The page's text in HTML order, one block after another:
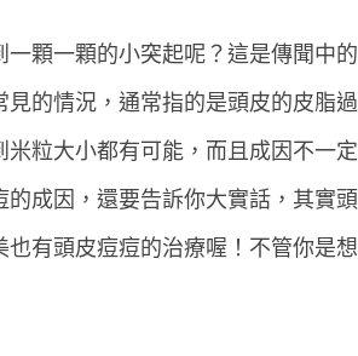
顆一顆的小突起呢？這是傳聞中的
見的情況，通常指的是頭皮的皮脂過
粒大小都有可能，而且成因不一定
成因，還要告訴你大實話，其實頭
有頭皮痘痘的治療喔！不管你是想